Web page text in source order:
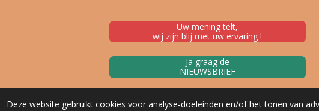
Deze website gebruikt cookies voor analyse-doeleinden en/of het tonen van
Uw mening telt,
wij zijn blij met uw ervaring !
Ja graag de
NIEUWSBRIEF